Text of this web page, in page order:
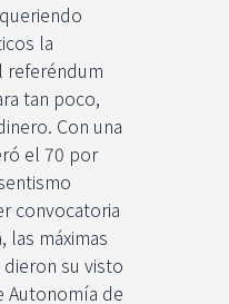
la
referéndum
tan poco,
Con una
el 70 por
convocatoria
las máximas
su visto
Autonomía de